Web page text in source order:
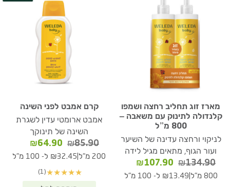
מארז זוג תחליב רחצה ושמפו
קלנדולה לתינוק עם משאבה –
800 מ”ל
לניקוי ורחצה עדינה של השיער
ועור הגוף, מתאים מגיל לידה
₪134.90
המחיר
המקורי
₪107.90
המחיר
הנוכחי
800 מ"ל ₪13.49 ל- 100 מ"ל
קרם אמבט לפני השינה
אמבט ארומטי עדין לשגרת
השינה של תינוקך
₪85.90
המחיר
המקורי
₪85.90.
₪64.90
הנוכחי
200 מ"ל ₪32.45 ל- 100 מ"ל
★
★
★
★
★
(1)